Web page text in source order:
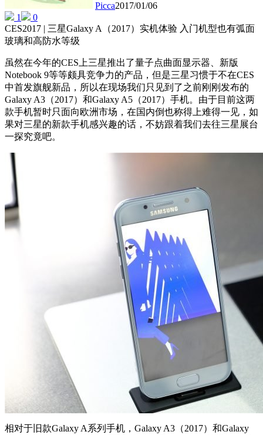
Picca2017/01/06
1
0
CES2017 | 三星Galaxy A（2017）实机体验 入门机型也有弧面
玻璃和高防水等级
虽然在今年的CES上三星推出了量子点曲面显示器、新版
Notebook 9等等颇具竞争力的产品，但是三星习惯于不在CES
中首发旗舰新品，所以在现场我们只见到了之前刚刚发布的
Galaxy A3（2017）和Galaxy A5（2017）手机。由于目前这两
款手机暂时只面向欧洲市场，在国内倒也称得上难得一见，如
果对三星的新款手机感兴趣的话，不妨跟着我们去往三星展台
一探究竟吧。
相对于旧款Galaxy A系列手机，Galaxy A3（2017）和Galaxy